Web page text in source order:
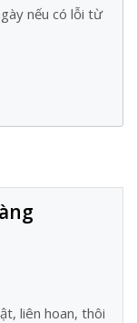
nếu có lỗi từ
liên hoan, thôi